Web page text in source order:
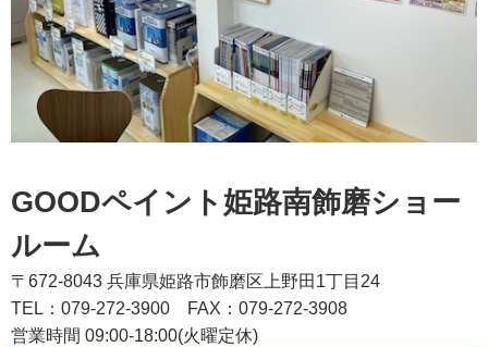
GOODペイント姫路南飾磨ショー
ルーム
〒672-8043 兵庫県姫路市飾磨区上野田1丁目24
TEL：079-272-3900
FAX：079-272-3908
営業時間 09:00-18:00(火曜定休)